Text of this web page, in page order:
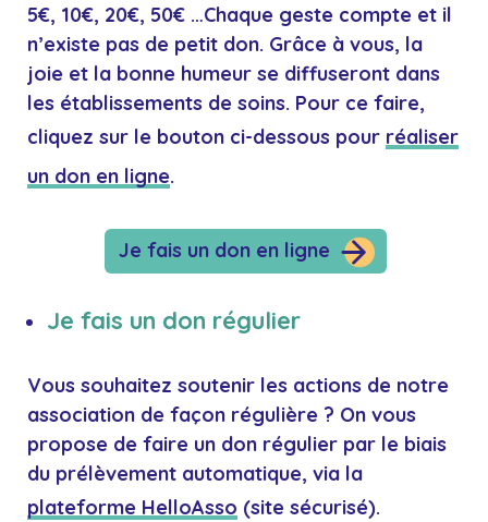
5€, 10€, 20€, 50€ …Chaque geste compte et il
n’existe pas de petit don. Grâce à vous, la
joie et la bonne humeur se diffuseront dans
les établissements de soins. Pour ce faire,
cliquez sur le bouton ci-dessous pour réaliser
un don en ligne.
Je fais un don en ligne
Je fais un don régulier
Vous souhaitez soutenir les actions de notre
association de façon régulière ? On vous
propose de faire un don régulier par le biais
du prélèvement automatique, via la
plateforme HelloAsso (site sécurisé).